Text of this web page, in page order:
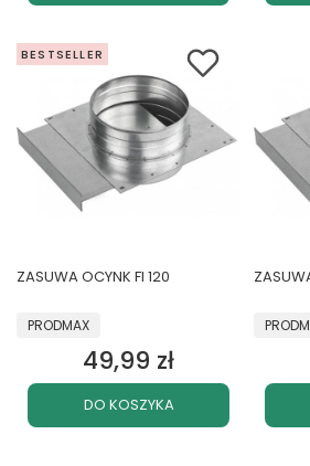
BESTSELLER
ZASUWA OCYNK FI 120
PRODUCENT
PRODMAX
Cena
49,99 zł
DO KOSZYKA